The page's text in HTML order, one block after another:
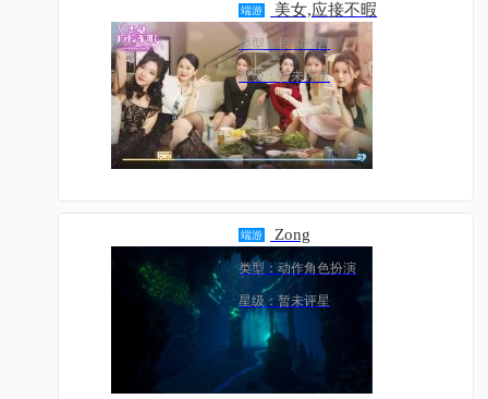
端游 美女,应接不暇
类型：模拟经营
星级：暂未评星
端游 Zong
类型：动作角色扮演
星级：暂未评星